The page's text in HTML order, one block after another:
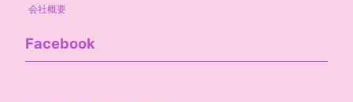
会社概要
Facebook